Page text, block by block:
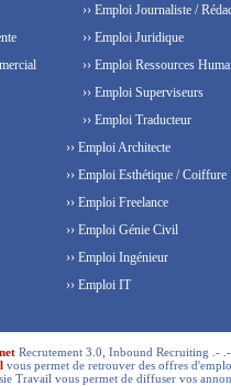
›› Emploi Journaliste /
›› Emploi Juridique
›› Emploi Ressources
›› Emploi Superviseurs
›› Emploi Traducteur
›› Emploi Architecte
›› Emploi Esthétique / Coiffure
›› Emploi Freelance
›› Emploi Génie Civil
›› Emploi Ingénieur
›› Emploi IT
Recrutement 3.0, Inbound Recruiting .-
vous permet de retrouver des offres
Travail vous permet de diffuser vos